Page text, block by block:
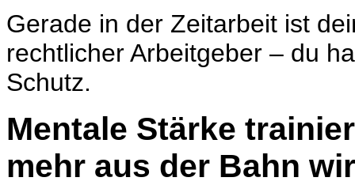
Gerade in der Zeitarbeit ist
rechtlicher Arbeitgeber – du
Schutz.
Mentale Stärke
mehr aus der Bahn